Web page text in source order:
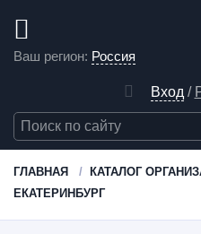
Ваш регион: Россия
Вход /
ГЛАВНАЯ КАТАЛОГ
ЕКАТЕРИНБУРГ